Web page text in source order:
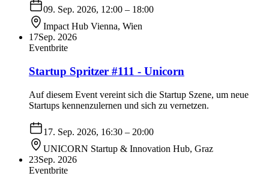
09. Sep. 2026, 12:00 – 18:00
Impact Hub Vienna, Wien
17Sep. 2026
Eventbrite
Startup Spritzer #111 - Unicorn
Auf diesem Event vereint sich die Startup Szene, um neue
Startups kennenzulernen und sich zu vernetzen.
17. Sep. 2026, 16:30 – 20:00
UNICORN Startup & Innovation Hub, Graz
23Sep. 2026
Eventbrite